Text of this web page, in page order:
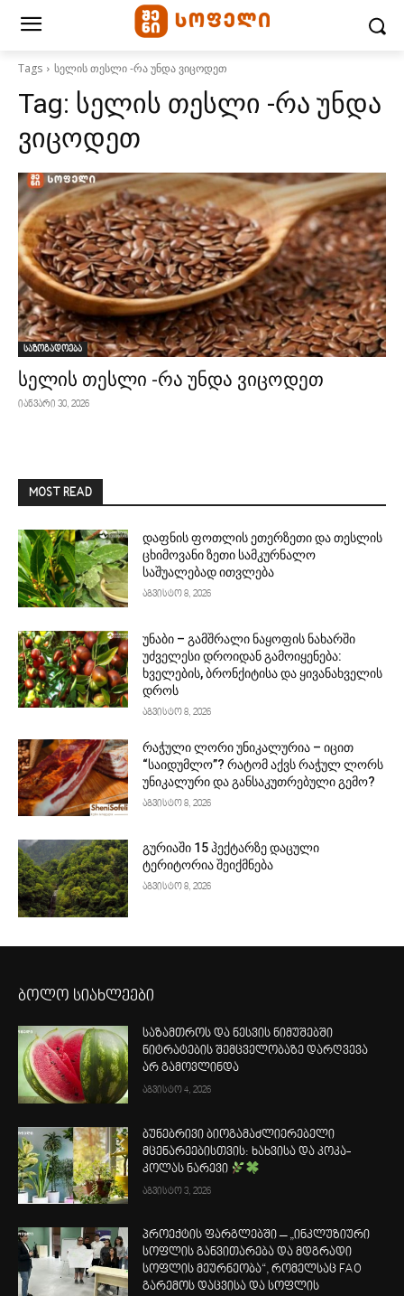
Tags სელის თესლი -რა უნდა ვიცოდეთ
Tag: სელის თესლი -რა უნდა
ვიცოდეთ
საზოგადოება
სელის თესლი -რა უნდა ვიცოდეთ
იანვარი 30, 2026
MOST READ
დაფნის ფოთლის ეთერზეთი და თესლის
ცხიმოვანი ზეთი სამკურნალო
საშუალებად ითვლება
აგვისტო 8, 2026
უნაბი – გამშრალი ნაყოფის ნახარში
უძველესი დროიდან გამოიყენება:
ხველების, ბრონქიტისა და ყივანახველის
დროს
აგვისტო 8, 2026
რაჭული ლორი უნიკალურია – იცით
“საიდუმლო”? რატომ აქვს რაჭულ ლორს
უნიკალური და განსაკუთრებული გემო?
აგვისტო 8, 2026
გურიაში 15 ჰექტარზე დაცული
ტერიტორია შეიქმნება
აგვისტო 8, 2026
ბოლო სიახლეები
საზამთროს და ნესვის ნიმუშებში
ნიტრატების შემცველობაზე დარღვევა
არ გამოვლინდა
აგვისტო 4, 2026
ბუნებრივი ბიოგამაძლიერებელი
მცენარეებისთვის: ხახვისა და კოკა-
კოლას ნარევი
აგვისტო 3, 2026
პროექტის ფარგლებში – „ინკლუზიური
სოფლის განვითარება და მდგრადი
სოფლის მეურნეობა“, რომელსაც FAO
გარემოს დაცვისა და სოფლის